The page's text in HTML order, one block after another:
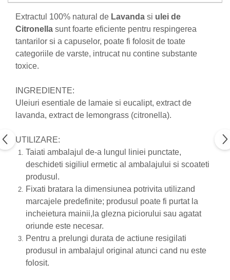
Nateen (28 produse)
Nature Tech (11 produse)
Ommia Skincare & Mothercare (9
Produse)
Papoutsanis SA (37 produse)
Pawxie (12 produse)
Pikdare - Pic Solutions (22
ProdNat (6 produse)
ProPhyto - ProVet SA (6 produse)
Record (5 produse)
Rohto Pharmaceuticals Co (4
produse)
produse)
Romvac - Imunoinstant (20
produse)
Extractul 100% natural de Lavanda si ulei de
Citronella sunt foarte eficiente pentru respingerea
tantarilor si a capuselor, poate fi folosit de toate
categoriile de varste, intrucat nu contine substante
toxice.
INGREDIENTE:
Uleiuri esentiale de lamaie si eucalipt, extract de
lavanda, extract de lemongrass (citronella).
UTILIZARE:
Taiati ambalajul de-a lungul liniei punctate,
deschideti sigiliul ermetic al ambalajului si scoateti
produsul.
Fixati bratara la dimensiunea potrivita utilizand
marcajele predefinite; produsul poate fi purtat la
incheietura mainii,la glezna piciorului sau agatat
oriunde este necesar.
Pentru a prelungi durata de actiune resigilati
produsul in ambalajul original atunci cand nu este
folosit.